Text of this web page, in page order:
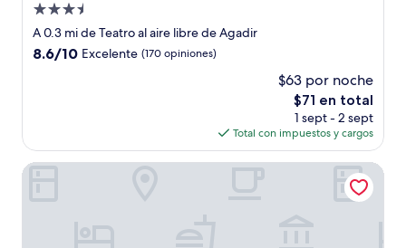
Propiedad
de
3.5
A 0.3 mi de Teatro al aire libre de Agadir
8.6
8.6/10 Excelente (170 opiniones)
$63 por noche
El
precio
actual
es
de
$71 en total
1 sept - 2 sept
Total con impuestos y cargos
Hotel Riu Tikida Beach - Adults Only - All inclusive